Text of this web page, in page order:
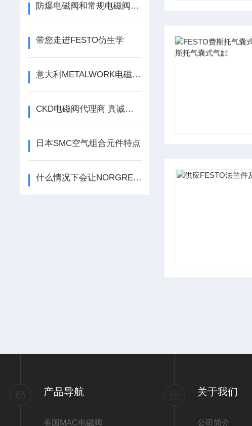
防爆电磁阀和常规电磁阀有何区别？
带您走进FESTO仿生学
意大利METALWORK电磁阀代理商
CKD电磁阀代理商 真诚为您服务
日本SMC空气组合元件特点
什么情况下会让NORGREN过滤器报废？
产品导航
美国MAC电磁阀
关于我们
公司简介